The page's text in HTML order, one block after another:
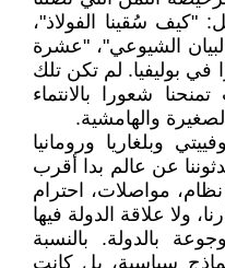
"كيف سُقينا الفولاذ"،
الشيوعي"، "عشرة
في بوليفيا. لم تكن تلك
شعورا بالانتماء
والهامشية.
وبلغاريا ورومانيا
عن عالم بدا أقرب
نظام، مواصلات، احترام
ولا علاقة الدولة فيها
بالدولة. بالنسبة
سياسية، بل كانت